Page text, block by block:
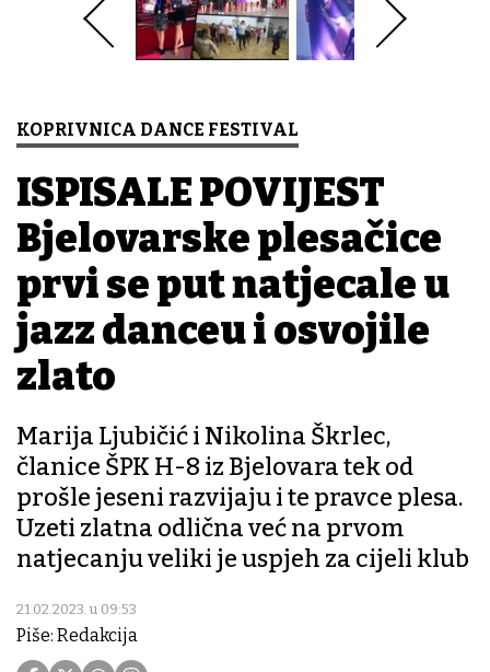
KOPRIVNICA DANCE FESTIVAL
ISPISALE POVIJEST
Bjelovarske plesačice
prvi se put natjecale u
jazz danceu i osvojile
zlato
Marija Ljubičić i Nikolina Škrlec,
članice ŠPK H-8 iz Bjelovara tek od
prošle jeseni razvijaju i te pravce plesa.
Uzeti zlatna odlična već na prvom
natjecanju veliki je uspjeh za cijeli klub
21.02.2023. u 09:53
Piše: Redakcija